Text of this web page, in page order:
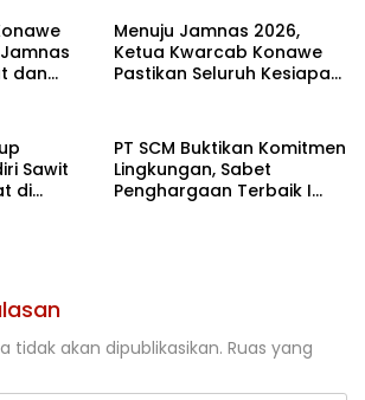
dan
Menuju Jamnas 2026,
Ketua Kwarcab Konawe
Pastikan Seluruh Kesiapan
Sawit
di
PT SCM Buktikan Komitmen
Lingkungan, Sabet
Penghargaan Terbaik I
tidak akan dipublikasikan. Ruas yang